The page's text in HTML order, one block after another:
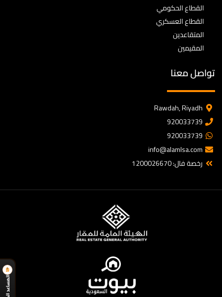
القطاع الحكومي
القطاع العسكري
المتقاعدين
المقيمين
تواصل معنا
Rawdah, Riyadh
920033739
920033739
info@alamlsa.com
رخصة فال: 1200026670
المساعد الذكي